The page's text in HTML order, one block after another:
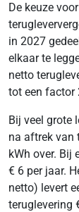
De keuze
in 2027
elkaar te
netto
tot een factor
Bij veel grote
na aftrek van
kWh over. Bij
€ 6 per jaar.
netto) levert
teruglevering